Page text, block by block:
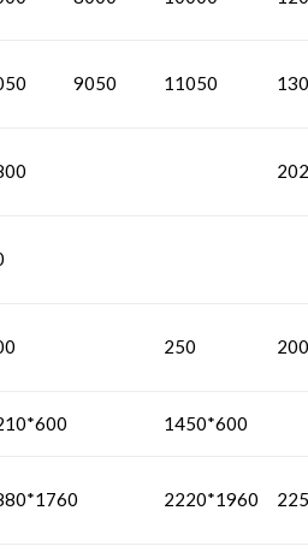
9050 11050
250
1450*600
2220*1960